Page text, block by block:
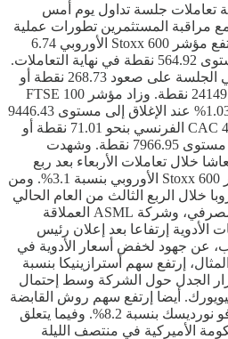
تعاملات جلسة تداول يوم أمس
مع مراقبة المستثمرين تطورات عملية
إغلاق الحكومة الأميركية. وإرتفع مؤشر Stoxx 600 الأوروبي 6.74
نقطة أو بنسبة 1.21% إلى مستوى 564.92 نقطة في نهاية التعاملات.
كما أغلق مؤشر DAX الألماني الجلسة على صعود 268.73 نقطة أو
بنسبة 1.13% إلى مستوى 24149.45 نقطة. وزاد مؤشر FTSE 100
البريطاني 96 نقطة أو بنسبة 1.03% عند الإغلاق إلى مستوى 9446.43
نقطة. في حين صعد مؤشر CAC 40 الفرنسي بنحو 71.01 نقطة أو
بنسبة 0.90% عند الإغلاق إلى مستوى 7966.95 نقطة. وشهدت
خلال تعاملات الأربعاء بعد ربع
سنة إيجابي شهد إرتفاع مؤشر Stoxx 600 الأوروبي بنسبة 3.1%. ومن
خلال الربع الثالث من العام الحالي
الأسهم الأسبانية، والقطاع المصرفي، وشركة ASML العملاقة
إرتفاعا بعد إعلان رئيس
عن جهود لخفض أسعار الأدوية في
إرتفع سهم أسترازينيكا بنسبة
الجدل حول الشركة وسط إحتمال
أيضا إرتفع سهم روش القابضة
بنسبة 8.62%، وصعد سهم نوفو نورديسك بنسبة 8.2%. وفيما يتعلق
الأميركية في منتصف الليلة